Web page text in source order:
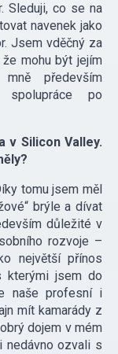
Sleduji, co se na
navenek jako
Jsem vděčný za
mohu být jejím
především
po
v Silicon Valley.
tomu jsem měl
brýle a dívat
důležité v
rozvoje –
největší přínos
kterými jsem do
naše profesní i
mít kamarády z
dojem v mém
nedávno ozvali s